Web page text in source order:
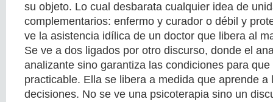
su objeto. Lo cual desbarata cualquier idea de
complementarios: enfermo y curador o débil y
ve la asistencia idílica de un doctor que libera al
Se ve a dos ligados por otro discurso, donde el
analizante sino garantiza las condiciones para
practicable. Ella se libera a medida que aprende a
decisiones. No se ve una psicoterapia sino un